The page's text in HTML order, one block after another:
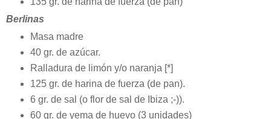
Berlinas
Masa madre
40 gr. de azúcar.
Ralladura de limón y/o naranja [*]
125 gr. de harina de fuerza (de pan).
6 gr. de sal (o flor de sal de Ibiza ;-)).
60 gr. de yema de huevo (3 unidades)